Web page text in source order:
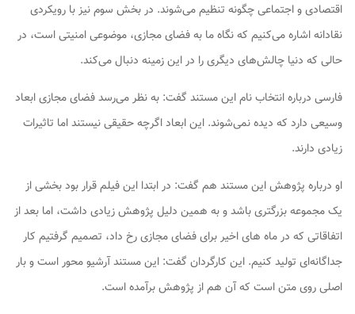
اقتصادی و اجتماعی چگونه تنظیم می‌شوند. در بخش سوم نیز با رویکردی
نقادانه اشاره می‌کنیم که نگاه ما به فضای مجازی، موضوعی امنیتی است، در
حالی که دنیا چالش‌های دیگری را در این زمینه دنبال می‌کند.
فارسی درباره انتخاب نام این مستند گفت: به نظر می‌رسد فضای مجازی ابعاد
وسیعی دارد که دیده نمی‌شوند. این ابعاد اگرچه حقیقی نیستند اما تاثیرات
زیادی دارند.
او درباره پژوهش این مستند هم گفت: در ابتدا این فیلم قرار بود بخشی از
یک مجموعه بزرگتری باشد و به همین دلیل پژوهش زیادی داشت، اما بعد از
اتفاقاتی که در ماه های اخیر برای فضای مجازی رخ داد، تصمیم گرفتیم کار
جداگانه‌ای تولید کنیم. این کارگردان گفت: این مستند آرشیو محور است و بار
اصلی روی متن است که آن هم از پژوهش برآمده است.